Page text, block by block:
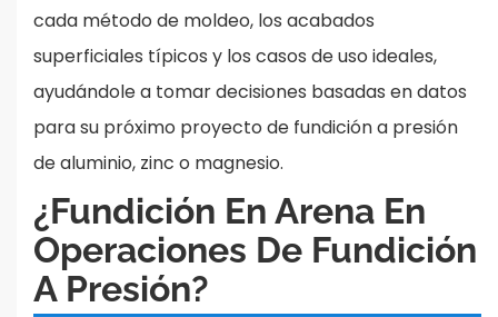
cada método de moldeo, los acabados
superficiales típicos y los casos de uso ideales,
ayudándole a tomar decisiones basadas en datos
para su próximo proyecto de fundición a presión
de aluminio, zinc o magnesio.
¿Fundición En Arena En
Operaciones De Fundición
A Presión?